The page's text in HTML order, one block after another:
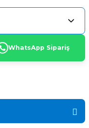
WhatsApp Sipariş